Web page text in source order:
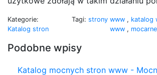
Kategorie:
Katalog stron
Tagi: strony www , katalog
www ,
Podobne wpisy
Katalog mocnych stron www -